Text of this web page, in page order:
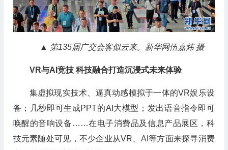
▲ 第135届广交会客似云来。新华网伍嘉炜 摄
VR与AI竞技 科技融合打造沉浸式未来体验
集虚拟现实技术、逼真动感模拟于一体的VR娱乐设
备；几秒即可生成PPT的AI大模型；发出语音指令即可
唤醒的音响设备……在电子消费品及信息产品展区，科
技元素随处可见，不少企业从VR、AI等方面来探寻消费